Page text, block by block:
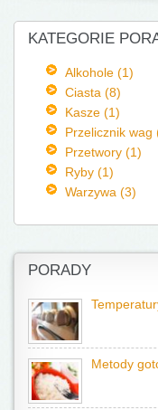
KATEGORIE
Alkohole (1)
Ciasta (8)
Kasze (1)
Przelicznik wag
Przetwory (1)
Ryby (1)
Warzywa (3)
PORADY
Metody